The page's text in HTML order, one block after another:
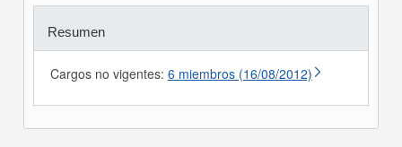
Resumen
Cargos no vigentes: 6 miembros (16/08/2012)